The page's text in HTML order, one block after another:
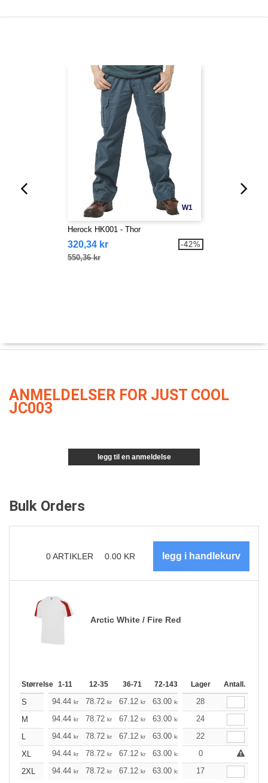
W1
Herock HK001 - Thor
320,34 kr
550,36 kr
-42%
ANMELDELSER FOR JUST COOL
JC003
legg til en anmeldelse
Bulk Orders
0ARTIKLER 0.00 KR
Arctic White / Fire Red
Størrelse 1-11 12-35 36-71 72-143 144-287 288 +
Lager Antall.
S 94.44 kr 78.72 kr 67.12 kr 63.00 kr 59.76
28
M
94.44 kr 78.72 kr 67.12 kr 63.00 kr 59.76
24
L
94.44 kr 78.72 kr 67.12 kr 63.00 kr 59.76
22
XL
94.44 kr 78.72 kr 67.12 kr 63.00 kr 59.76 59.32kr
0
2XL
94.44 kr 78.72 kr 67.12 kr 63.00 kr 59.76
17